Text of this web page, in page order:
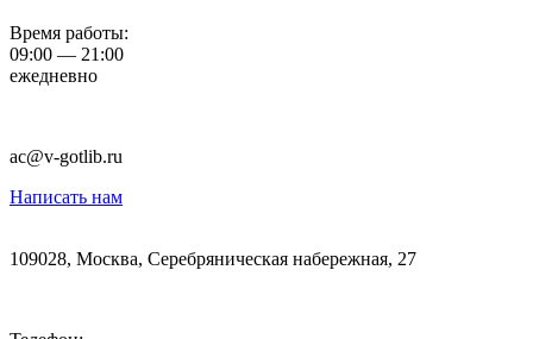
Время работы:
09:00 — 21:00
ежедневно
ac@v-gotlib.ru
Написать нам
109028, Москва, Серебряническая набережная, 27